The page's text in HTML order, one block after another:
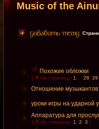
Music of the
Похожие обложки
[ На страницу: 1 28 29
Отношение музыкантов
уроки игры на ударной
Аппаратура для
[ На страницу: 1 2 3 ]